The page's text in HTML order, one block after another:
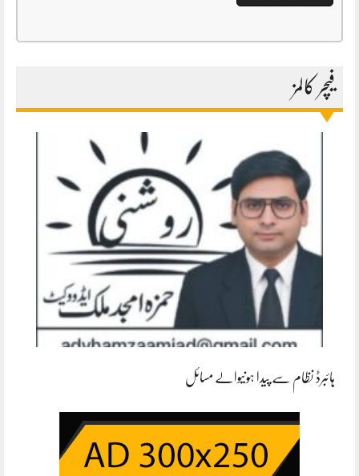
فیچر کالمز
ہائبرڈ نظام سے پیدا ہونیوالے مسائل